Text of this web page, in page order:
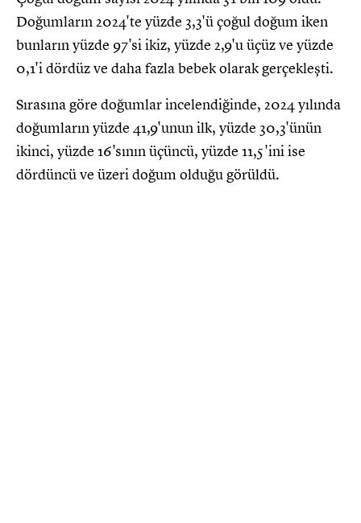
Doğumların 2024'te yüzde 3,3'ü çoğul doğum iken
bunların yüzde 97'si ikiz, yüzde 2,9'u üçüz ve yüzde
0,1'i dördüz ve daha fazla bebek olarak gerçekleşti.
Sırasına göre doğumlar incelendiğinde, 2024 yılında
doğumların yüzde 41,9'unun ilk, yüzde 30,3'ünün
ikinci, yüzde 16'sının üçüncü, yüzde 11,5'ini ise
dördüncü ve üzeri doğum olduğu görüldü.